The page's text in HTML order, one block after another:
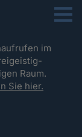
Menu
im
Raum.
Sie hier.